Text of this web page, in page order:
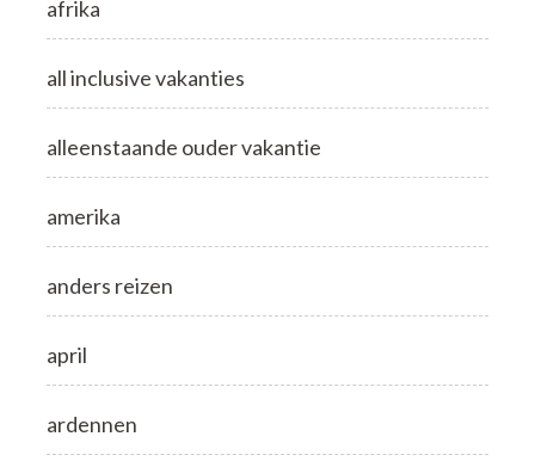
afrika
all inclusive vakanties
alleenstaande ouder vakantie
amerika
anders reizen
april
ardennen